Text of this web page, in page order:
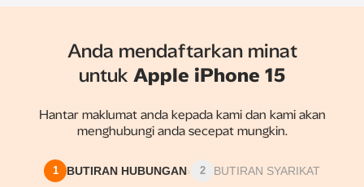
Anda mendaftarkan minat
untuk Apple iPhone 15
Hantar maklumat anda kepada kami dan kami akan
menghubungi anda secepat mungkin.
1 BUTIRAN HUBUNGAN› 2 BUTIRAN SYARIKAT